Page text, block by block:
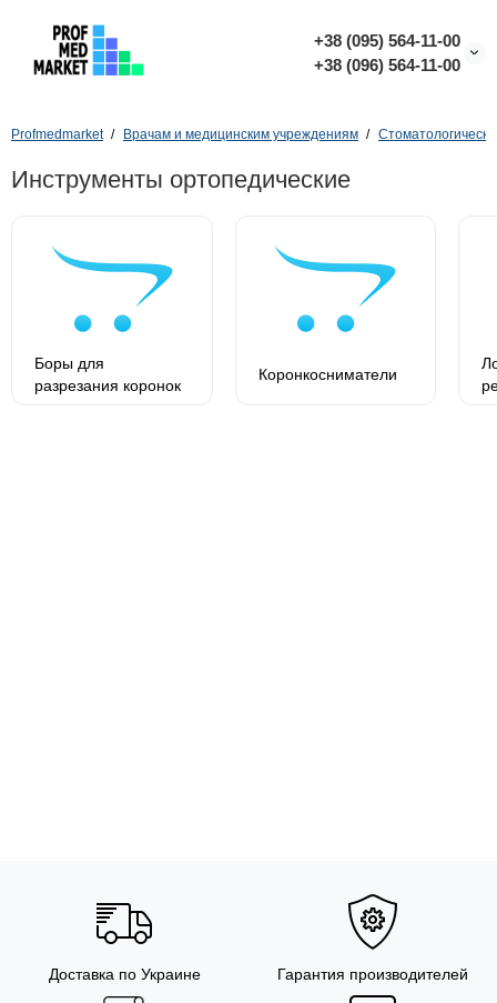
+38 (095) 564-11-00
+38 (096) 564-11-00
Profmedmarket Врачам и медицинским учреждениям
Инструменты ортопедические
Боры для
разрезания коронок
Коронкосниматели
Доставка по Украине Гарантия производителей